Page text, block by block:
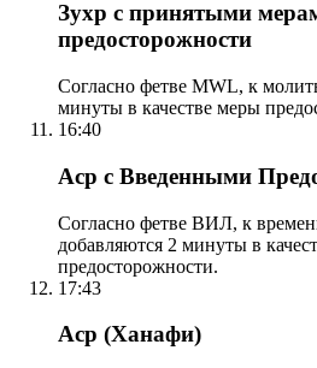
Зухр с принятыми
предосторожности
Согласно фетве MWL, к
минуты в качестве меры
16:40
Аср с Введенными
Согласно фетве ВИЛ, к
добавляются 2 минуты в
предосторожности.
17:43
Аср (Ханафи)